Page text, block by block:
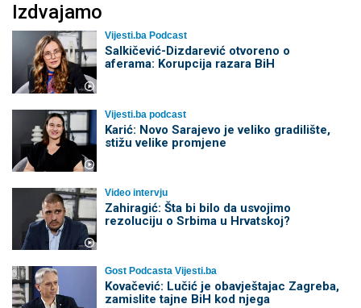
Izdvajamo
Vijesti.ba Podcast
Salkičević-Dizdarević otvoreno o
aferama: Korupcija razara BiH
Vijesti.ba podcast
Karić: Novo Sarajevo je veliko gradilište,
stižu velike promjene
Video intervju
Zahiragić: Šta bi bilo da usvojimo
rezoluciju o Srbima u Hrvatskoj?
Gost Podcasta Vijesti.ba
Kovačević: Lučić je obavještajac Zagreba,
zamislite tajne BiH kod njega